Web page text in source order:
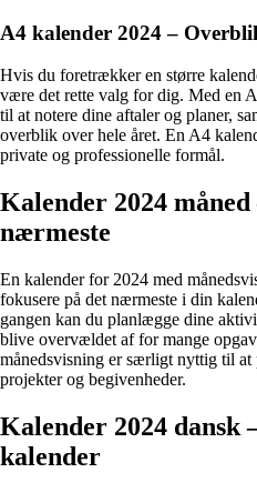
A4 kalender 2024 –
Hvis du foretrækker en større
være det rette valg for dig. Med en
til at notere dine aftaler og planer,
overblik over hele året. En A4
private og professionelle formål.
Kalender 2024
nærmeste
En kalender for 2024 med
fokusere på det nærmeste i din
gangen kan du planlægge dine
blive overvældet af for mange
månedsvisning er særligt nyttig til
projekter og begivenheder.
Kalender 2024 dansk
kalender